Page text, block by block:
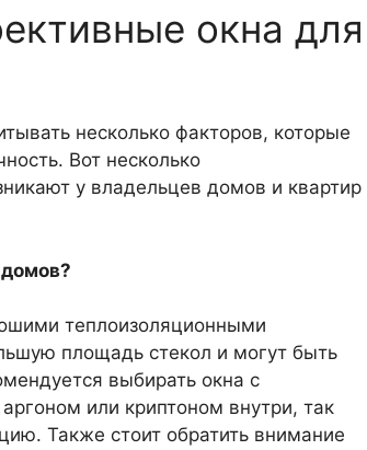
окна для
несколько факторов, которые
Вот несколько
у владельцев домов и квартир
теплоизоляционными
площадь стекол и могут быть
выбирать окна с
или криптоном внутри, так
Также стоит обратить внимание